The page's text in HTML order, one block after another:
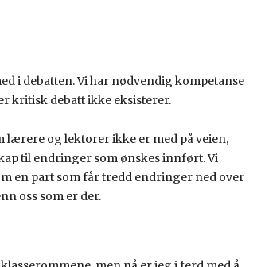
i debatten. Vi har nødvendig kompetanse
kritisk debatt ikke eksisterer.
lærere og lektorer ikke er med på veien,
til endringer som ønskes innført. Vi
en part som får tredd endringer ned over
oss som er der.